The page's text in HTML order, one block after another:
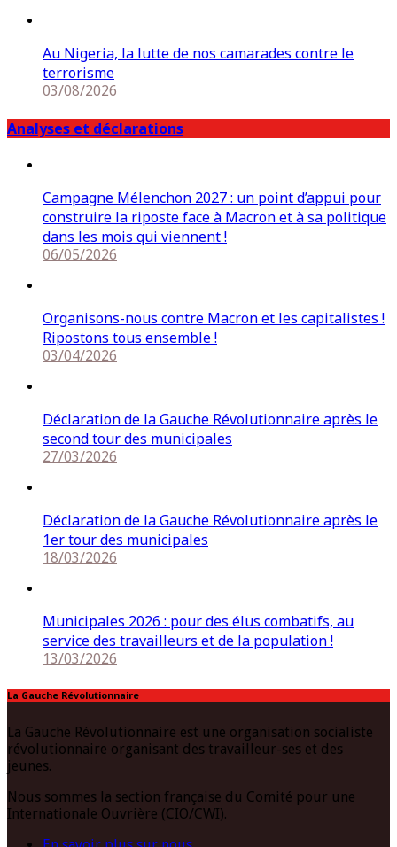
Au Nigeria, la lutte de nos camarades contre le
terrorisme
03/08/2026
Analyses et déclarations
Campagne Mélenchon 2027 : un point d’appui pour
construire la riposte face à Macron et à sa politique
dans les mois qui viennent !
06/05/2026
Organisons-nous contre Macron et les capitalistes !
Ripostons tous ensemble !
03/04/2026
Déclaration de la Gauche Révolutionnaire après le
second tour des municipales
27/03/2026
Déclaration de la Gauche Révolutionnaire après le
1er tour des municipales
18/03/2026
Municipales 2026 : pour des élus combatifs, au
service des travailleurs et de la population !
13/03/2026
La Gauche Révolutionnaire
La Gauche Révolutionnaire est une organisation socialiste
révolutionnaire organisant des travailleur-ses et des
jeunes.
Nous sommes la section française du Comité pour une
Internationale Ouvrière (CIO/CWI).